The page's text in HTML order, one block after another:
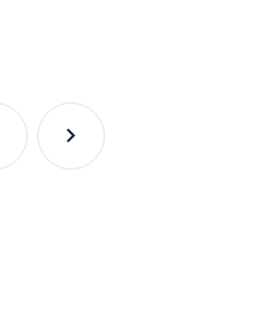
Précédent Suivant